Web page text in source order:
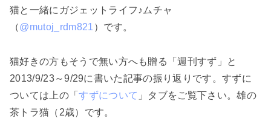
猫と一緒にガジェットライフ♪ムチャ
（@mutoj_rdm821 ）です。
猫好きの方もそうで無い方へも贈る「週刊すず」と
2013/9/23～9/29に書いた記事の振り返りです。すずに
ついては上の「すずについて 」タブをご覧下さい。雄の
茶トラ猫（2歳）です。